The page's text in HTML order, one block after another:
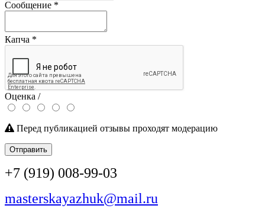
Сообщение *
Капча *
Оценка /
Перед публикацией отзывы проходят модерацию
Отправить
+7 (919) 008-99-03
masterskayazhuk@mail.ru